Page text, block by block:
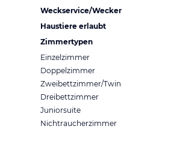
Weckservice/Wecker
Haustiere erlaubt
Zimmertypen
Einzelzimmer
Doppelzimmer
Zweibettzimmer/Twin
Dreibettzimmer
Juniorsuite
Nichtraucherzimmer